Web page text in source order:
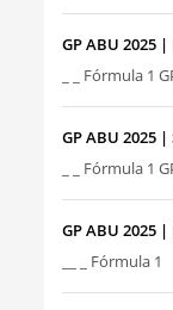
GP ABU 2025 |
_ _ Fórmula 1
GP ABU 2025 |
_ _ Fórmula 1
GP ABU 2025 |
__ _